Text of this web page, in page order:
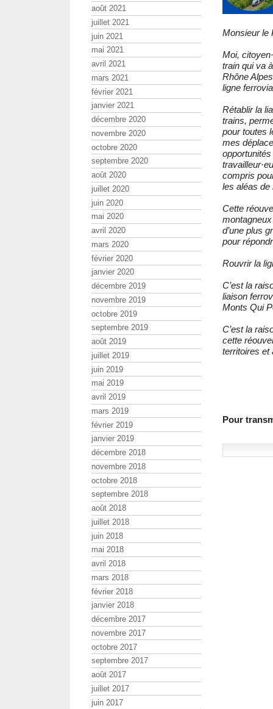
Monsieur le
Moi,
train qui va
Rhône
ligne
Rétablir la
trains,
pour toutes
mes
compris
les aléas de
Cette
d’une plus
pour
Rouvrir la
C’est la
liaison
Monts Qui
C’est la
cette
territoires et
Pour
août 2021
juillet 2021
juin 2021
mai 2021
avril 2021
mars 2021
février 2021
janvier 2021
décembre 2020
novembre 2020
octobre 2020
septembre 2020
août 2020
juillet 2020
juin 2020
mai 2020
avril 2020
mars 2020
février 2020
janvier 2020
décembre 2019
novembre 2019
octobre 2019
septembre 2019
août 2019
juillet 2019
juin 2019
mai 2019
avril 2019
mars 2019
février 2019
janvier 2019
décembre 2018
novembre 2018
octobre 2018
septembre 2018
août 2018
juillet 2018
juin 2018
mai 2018
avril 2018
mars 2018
février 2018
janvier 2018
décembre 2017
novembre 2017
octobre 2017
septembre 2017
août 2017
juillet 2017
juin 2017